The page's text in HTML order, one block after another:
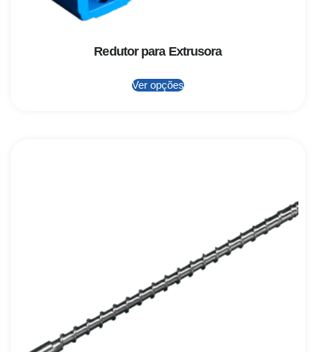
Redutor para Extrusora
Ver opções